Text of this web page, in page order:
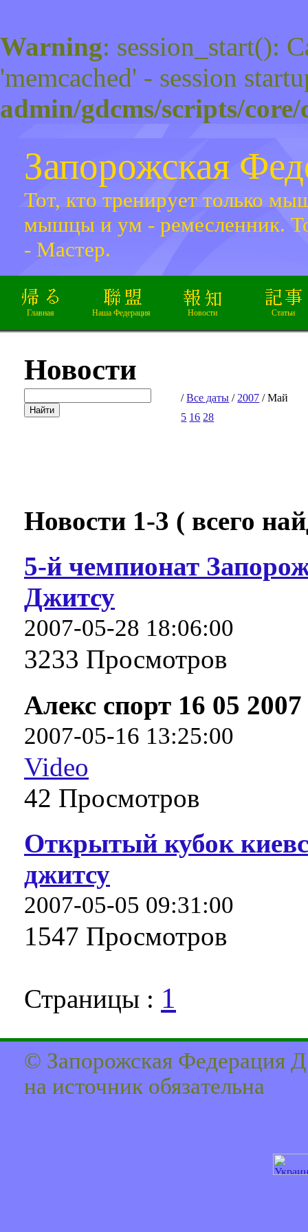
Warning: session_start():
'memcached' - session
admin/gdcms/scripts/
Запорожская
Тот, кто тренирует только
мышцы и ум - ремесленник.
- Мастер.
Главная Наша Федерация Новости Статьи
Новости
/Все даты / 2007 / Май
5 16 28
Новости 1-3 ( всего
5-й чемпионат
Джитсу
2007-05-28 18:06:00
3233 Про­смот­ров
Алекс спорт 16 05 2007
2007-05-16 13:25:00
Video
42 Про­смот­ров
Открытый кубок
джитсу
2007-05-05 09:31:00
1547 Про­смот­ров
Страницы : 1
© Запорожская Федерация
на источник обязaтельна